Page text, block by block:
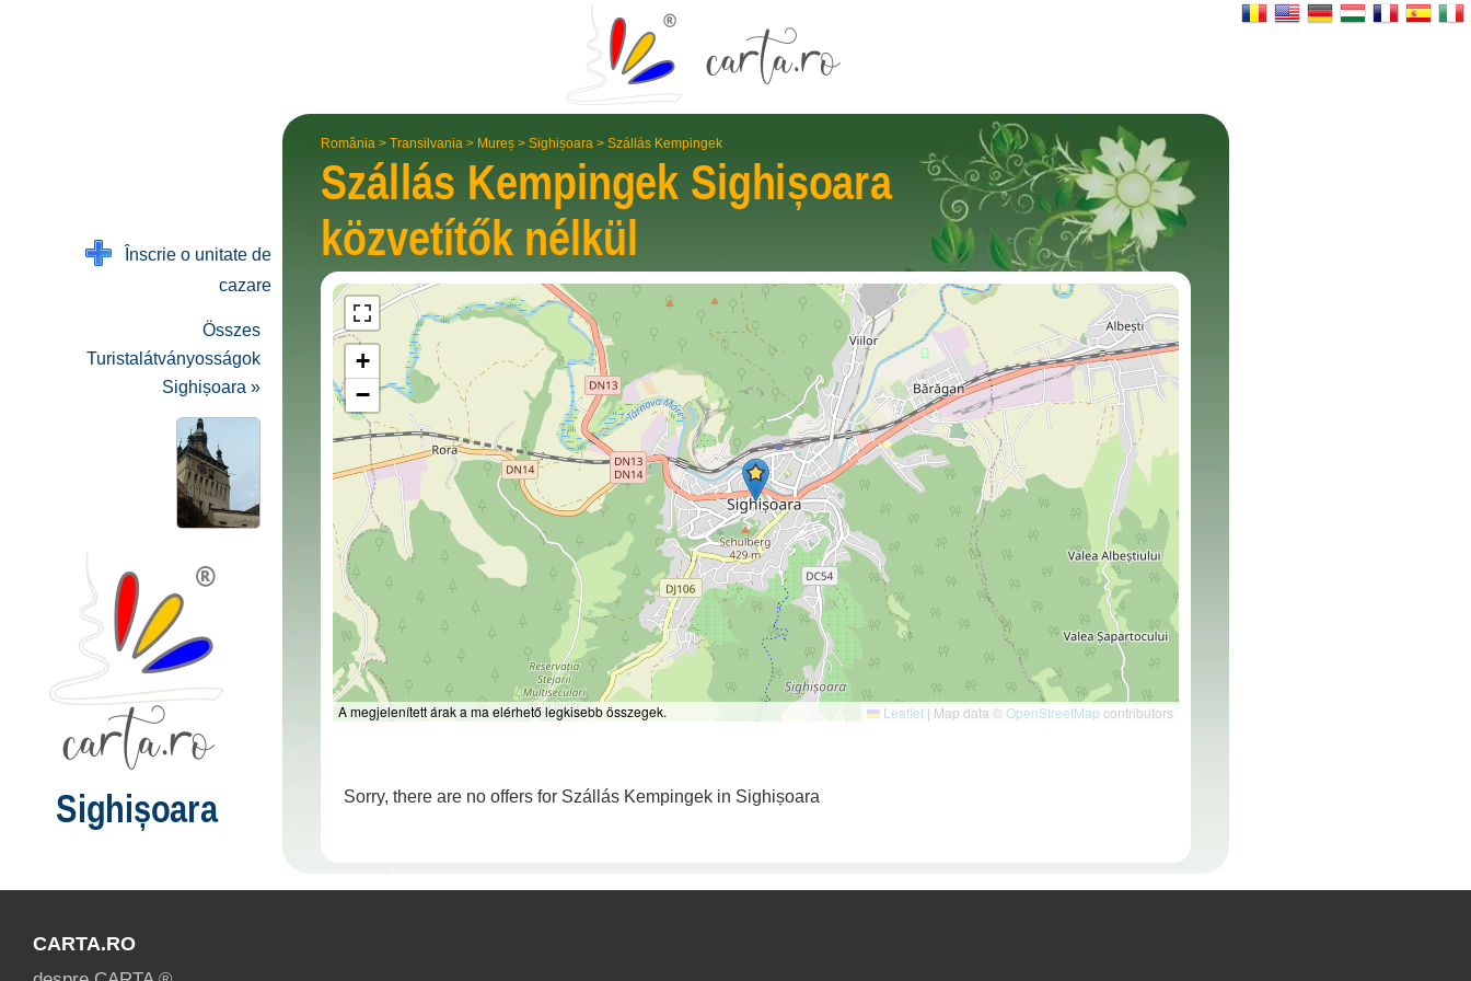
România > Transilvania > Mureș > Sighișoara > Szállás Kempingek
Szállás Kempingek Sighișoara
közvetítők nélkül
A megjelenített árak a ma elérhető legkisebb összegek.
+
−
Leaflet | Map data ©OpenStreetMap contributors
Sorry, there are no offers for Szállás Kempingek in Sighișoara
Înscrie o unitate de
cazare
Összes
Turistalátványosságok
Sighișoara »
Sighișoara
CARTA.RO